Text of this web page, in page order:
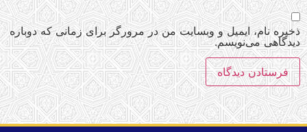
ذخیره نام، ایمیل و وبسایت من در مرورگر برای زمانی که دوباره
دیدگاهی می‌نویسم.